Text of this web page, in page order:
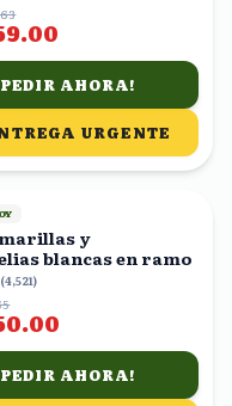
AHORA!
URGENTE
y
blancas en ramo
(4,521)
AHORA!